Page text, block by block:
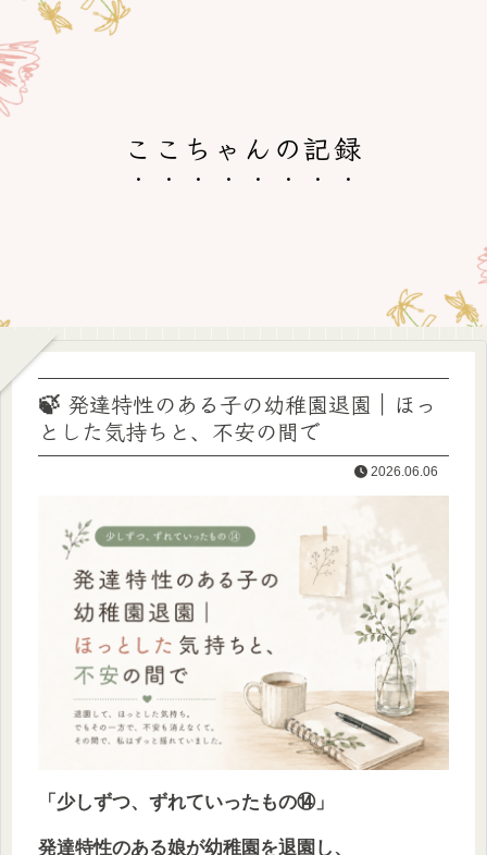
ここちゃんの記録
🍃 発達特性のある子の幼稚園退園｜ほっ
とした気持ちと、不安の間で
2026.06.06
「少しずつ、ずれていったもの⑭」
発達特性のある娘が幼稚園を退園し、